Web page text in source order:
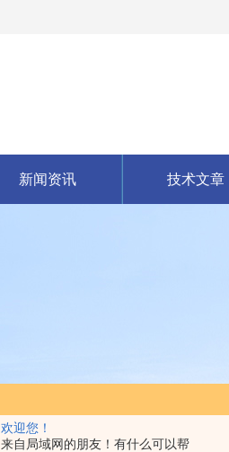
欢迎您！
来自局域网的朋友！有什么可以帮
新闻资讯 技术文章